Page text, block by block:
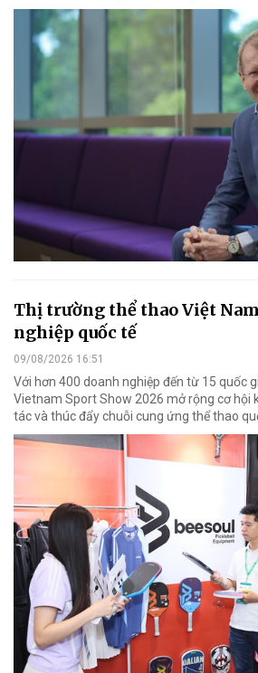
Thị trường thể thao Việt
nghiệp quốc tế
09/08/2026 16:51
Với hơn 400 doanh nghiệp đến từ 15 quốc
Vietnam Sport Show 2026 mở rộng cơ hội
tác và thúc đẩy chuỗi cung ứng thể thao